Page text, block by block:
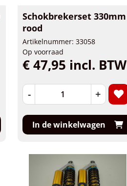
Schokbrekerset 330mm
rood
Artikelnummer: 33058
Op voorraad
€ 47,95 incl. BTW
- +
In de winkelwagen